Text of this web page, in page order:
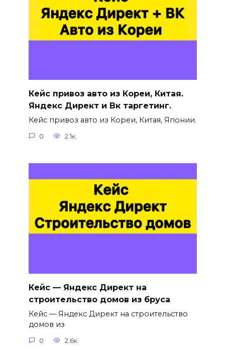
Кейс привоз авто из Кореи, Китая.
Яндекс Директ и Вк таргетинг.
Кейс привоз авто из Кореи, Китая, Японии.
0 2.1к.
Кейс — Яндекс Директ на
строительство домов из бруса
Кейс — Яндекс Директ на строительство
домов из
0 2.6к.